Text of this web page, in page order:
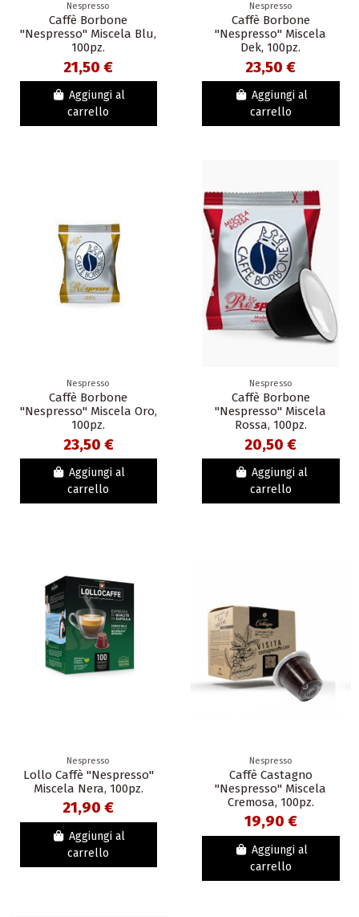
Nespresso
Caffè Borbone
"Nespresso" Miscela Blu,
100pz.
21,50 €
Aggiungi al
carrello
Nespresso
Caffè Borbone
"Nespresso" Miscela
Dek, 100pz.
23,50 €
Aggiungi al
carrello
Nespresso
Caffè Borbone
"Nespresso" Miscela Oro,
100pz.
23,50 €
Aggiungi al
carrello
Nespresso
Caffè Borbone
"Nespresso" Miscela
Rossa, 100pz.
20,50 €
Aggiungi al
carrello
Nespresso
Lollo Caffè "Nespresso"
Miscela Nera, 100pz.
21,90 €
Aggiungi al
carrello
Nespresso
Caffè Castagno
"Nespresso" Miscela
Cremosa, 100pz.
19,90 €
Aggiungi al
carrello